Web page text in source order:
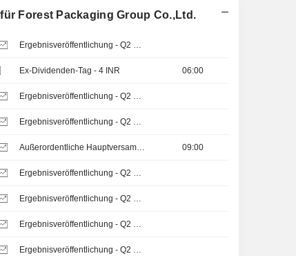
Forest Packaging Group Co.,Ltd.
Ergebnisveröffentlichung - Q2 2026
Ex-Dividenden-Tag - 4 INR 06:00
Ergebnisveröffentlichung - Q2 2026
Ergebnisveröffentlichung - Q2 2026
Außerordentliche Hauptversammlung 09:00
Ergebnisveröffentlichung - Q2 2026
Ergebnisveröffentlichung - Q2 2026
Ergebnisveröffentlichung - Q2 2026
Ergebnisveröffentlichung - Q2 2026